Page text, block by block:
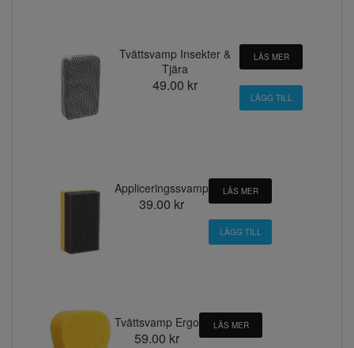
Tvättsvamp Insekter &
Tjära
49.00 kr
LÄS MER
Appliceringssvamp
39.00 kr
LÄS MER
Tvättsvamp Ergo
59.00 kr
LÄS MER